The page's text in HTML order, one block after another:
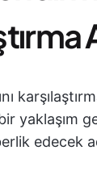
bir yaklaşım
edecek